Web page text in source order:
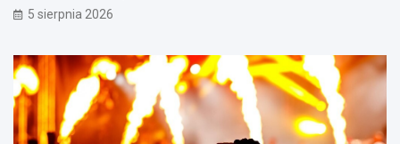
5 sierpnia 2026